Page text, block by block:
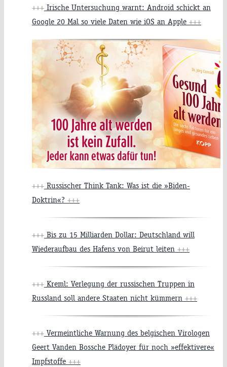
+++ Irische Untersuchung warnt: Android schickt an
Google 20 Mal so viele Daten wie iOS an Apple +++
+++ Russischer Think Tank: Was ist die »Biden-
Doktrin«? +++
+++ Bis zu 15 Milliarden Dollar: Deutschland will
Wiederaufbau des Hafens von Beirut leiten +++
+++ Kreml: Verlegung der russischen Truppen in
Russland soll andere Staaten nicht kümmern +++
+++ Vermeintliche Warnung des belgischen Virologen
Geert Vanden Bossche Plädoyer für noch »effektivere«
Impfstoffe +++